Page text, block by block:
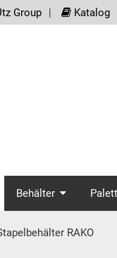
Group Katalog
Behälter
RAKO